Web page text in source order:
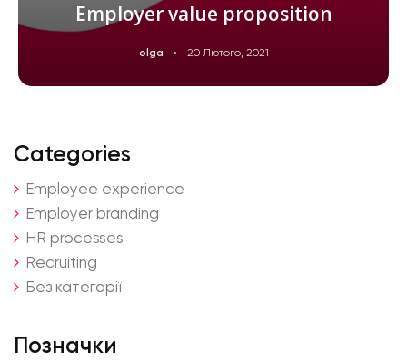
Employer value proposition
olga · 20 Лютого, 2021
Categories
Employee experience
Employer branding
HR processes
Recruiting
Без категорії
Позначки